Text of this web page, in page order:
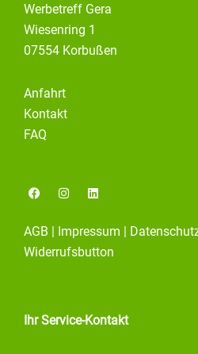
Werbetreff Gera
Wiesenring 1
07554 Korbußen
Anfahrt
Kontakt
FAQ
F
a
e
b
o
o
I
n
a
g
r
L
i
e
d
i
AGB Impressum
Widerrufsbutton
Ihr Service-Kontakt